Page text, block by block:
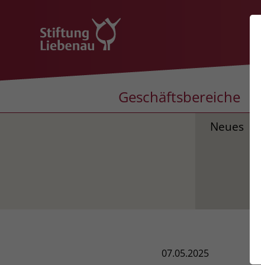
Geschäftsbereiche
Neues
07.05.2025